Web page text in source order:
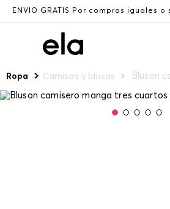
ENVÍO GRATIS Por compras iguales
Ropa Camisas y blusas